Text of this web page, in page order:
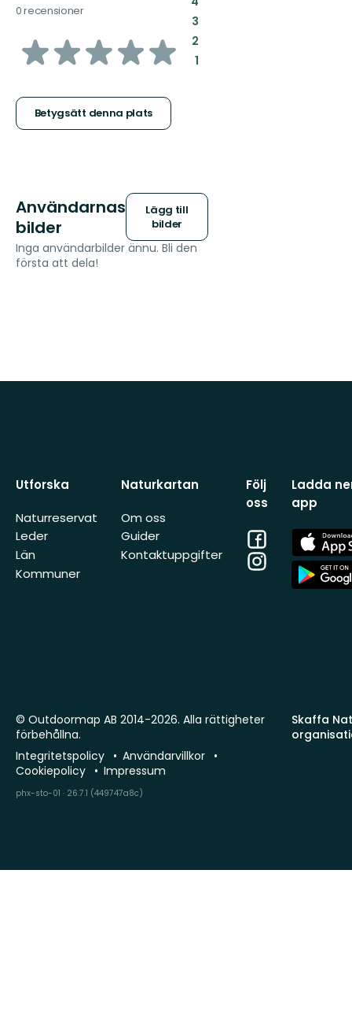
0 recensioner
av
stjärnor
Betygsätt denna plats
3:
2:
1:
Användarnas
bilder
Lägg till
bilder
Inga användarbilder ännu. Bli den
första att dela!
Utforska
Naturreservat
Leder
Län
Kommuner
Naturkartan
Om oss
Guider
Kontaktuppgifter
Följ
oss
Facebook
Instagram
Ladda
app
App
Store
App
Store
Skaffa
© Outdoormap AB 2014-2026. Alla rättigheter
förbehållna.
Integritetspolicy
Användarvillkor
Cookiepolicy
Impressum
phx-sto-01 · 26.7.1 (449747a8c)